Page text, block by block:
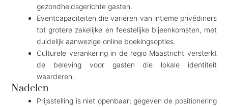
gezondheidsgerichte gasten.
Eventcapaciteiten die variëren van intieme privédiners
tot grotere zakelijke en feestelijke bijeenkomsten, met
duidelijk aanwezige online boekingsopties.
Culturele verankering in de regio Maastricht versterkt
de beleving voor gasten die lokale identiteit
waarderen.
Nadelen
Prijsstelling is niet openbaar; gegeven de positionering